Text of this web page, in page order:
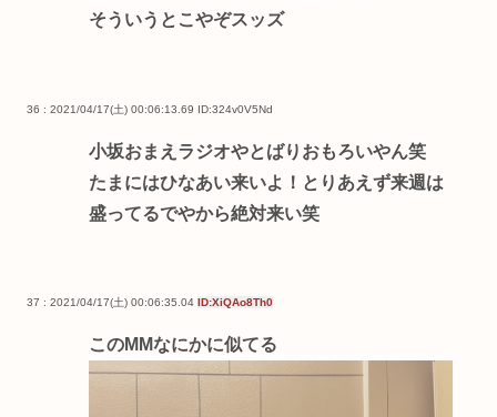
そういうとこやぞスッズ
36 : 2021/04/17(土) 00:06:13.69 ID:324v0V5Nd
小坂おまえラジオやとばりおもろいやん笑
たまにはひなあい来いよ！とりあえず来週は
盛ってるでやから絶対来い笑
37 : 2021/04/17(土) 00:06:35.04 ID:XiQAo8Th0
このMMなにかに似てる